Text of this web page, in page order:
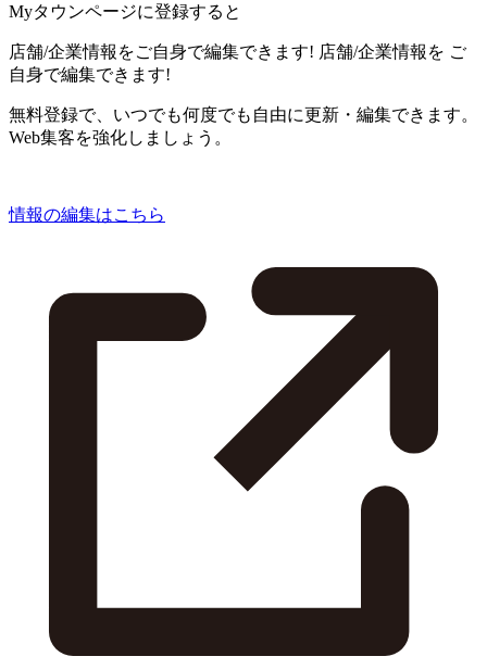
Myタウンページに登録すると
店舗/企業情報をご自身で編集できます! 店舗/企業情報を ご
自身で編集できます!
無料登録で、いつでも何度でも自由に更新・編集できます。
Web集客を強化しましょう。
情報の編集はこちら